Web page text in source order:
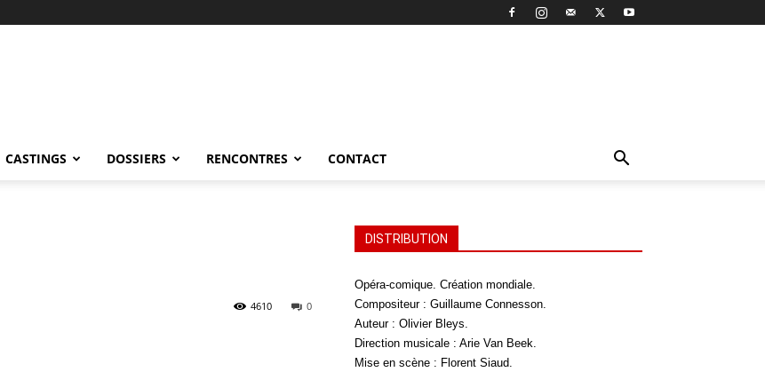
CASTINGS DOSSIERS RENCONTRES CONTACT
0
4610
DISTRIBUTION
Opéra-comique. Création mondiale.
Compositeur : Guillaume Connesson.
Auteur : Olivier Bleys.
Direction musicale : Arie Van Beek.
Mise en scène : Florent Siaud.